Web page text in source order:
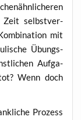
Zeit selbst­ver­
mit
Übungs­
Auf­ga­
Wenn doch
Pro­zess